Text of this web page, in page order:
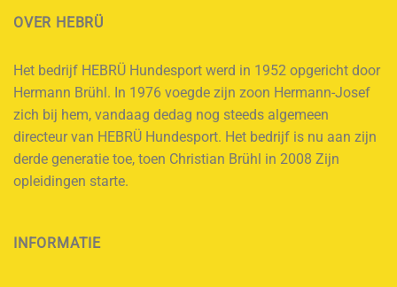
OVER HEBRÜ
Het bedrijf HEBRÜ Hundesport werd in 1952 opgericht door
Hermann Brühl. In 1976 voegde zijn zoon Hermann-Josef
zich bij hem, vandaag dedag nog steeds algemeen
directeur van HEBRÜ Hundesport. Het bedrijf is nu aan zijn
derde generatie toe, toen Christian Brühl in 2008 Zijn
opleidingen starte.
INFORMATIE